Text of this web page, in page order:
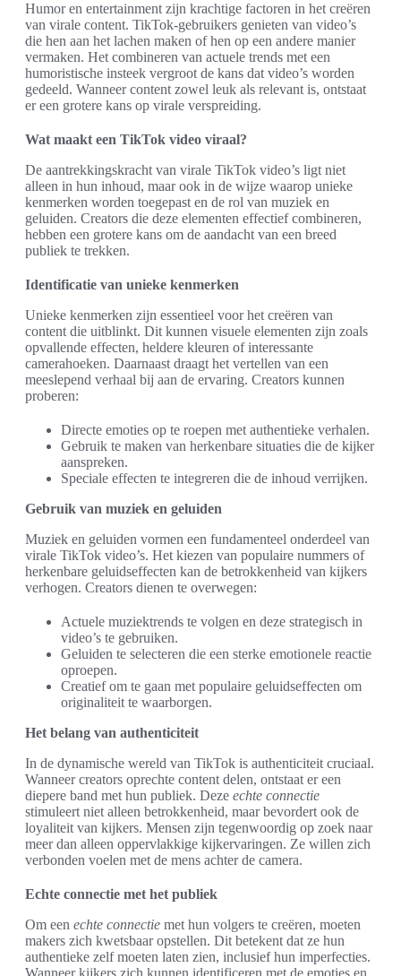
Humor en entertainment zijn krachtige factoren in het creëren
van virale content. TikTok-gebruikers genieten van video’s
die hen aan het lachen maken of hen op een andere manier
vermaken. Het combineren van actuele trends met een
humoristische insteek vergroot de kans dat video’s worden
gedeeld. Wanneer content zowel leuk als relevant is, ontstaat
er een grotere kans op virale verspreiding.
Wat maakt een TikTok video viraal?
De aantrekkingskracht van virale TikTok video’s ligt niet
alleen in hun inhoud, maar ook in de wijze waarop unieke
kenmerken worden toegepast en de rol van muziek en
geluiden. Creators die deze elementen effectief combineren,
hebben een grotere kans om de aandacht van een breed
publiek te trekken.
Identificatie van unieke kenmerken
Unieke kenmerken zijn essentieel voor het creëren van
content die uitblinkt. Dit kunnen visuele elementen zijn zoals
opvallende effecten, heldere kleuren of interessante
camerahoeken. Daarnaast draagt het vertellen van een
meeslepend verhaal bij aan de ervaring. Creators kunnen
proberen:
Directe emoties op te roepen met authentieke verhalen.
Gebruik te maken van herkenbare situaties die de kijker
aanspreken.
Speciale effecten te integreren die de inhoud verrijken.
Gebruik van muziek en geluiden
Muziek en geluiden vormen een fundamenteel onderdeel van
virale TikTok video’s. Het kiezen van populaire nummers of
herkenbare geluidseffecten kan de betrokkenheid van kijkers
verhogen. Creators dienen te overwegen:
Actuele muziektrends te volgen en deze strategisch in
video’s te gebruiken.
Geluiden te selecteren die een sterke emotionele reactie
oproepen.
Creatief om te gaan met populaire geluidseffecten om
originaliteit te waarborgen.
Het belang van authenticiteit
In de dynamische wereld van TikTok is authenticiteit cruciaal.
Wanneer creators oprechte content delen, ontstaat er een
diepere band met hun publiek. Deze echte connectie
stimuleert niet alleen betrokkenheid, maar bevordert ook de
loyaliteit van kijkers. Mensen zijn tegenwoordig op zoek naar
meer dan alleen oppervlakkige kijkervaringen. Ze willen zich
verbonden voelen met de mens achter de camera.
Echte connectie met het publiek
Om een echte connectie met hun volgers te creëren, moeten
makers zich kwetsbaar opstellen. Dit betekent dat ze hun
authentieke zelf moeten laten zien, inclusief hun imperfecties.